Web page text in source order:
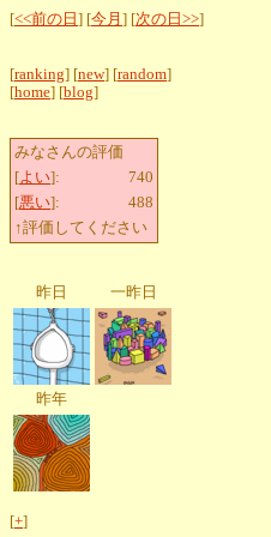
[<<前の日 ] [今月 ] [次の日>>]
[ranking] [new] [random]
[home] [blog]
みなさんの評価
[よい]:
740
[悪い]:
488
↑評価してください
昨日 一昨日
昨年
[+]